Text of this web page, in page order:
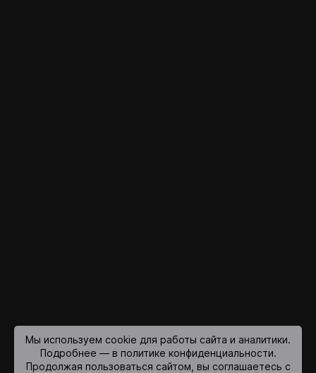
Мы используем cookie для работы сайта и аналитики.
Подробнее — в политике конфиденциальности.
Продолжая пользоваться сайтом, вы соглашаетесь с